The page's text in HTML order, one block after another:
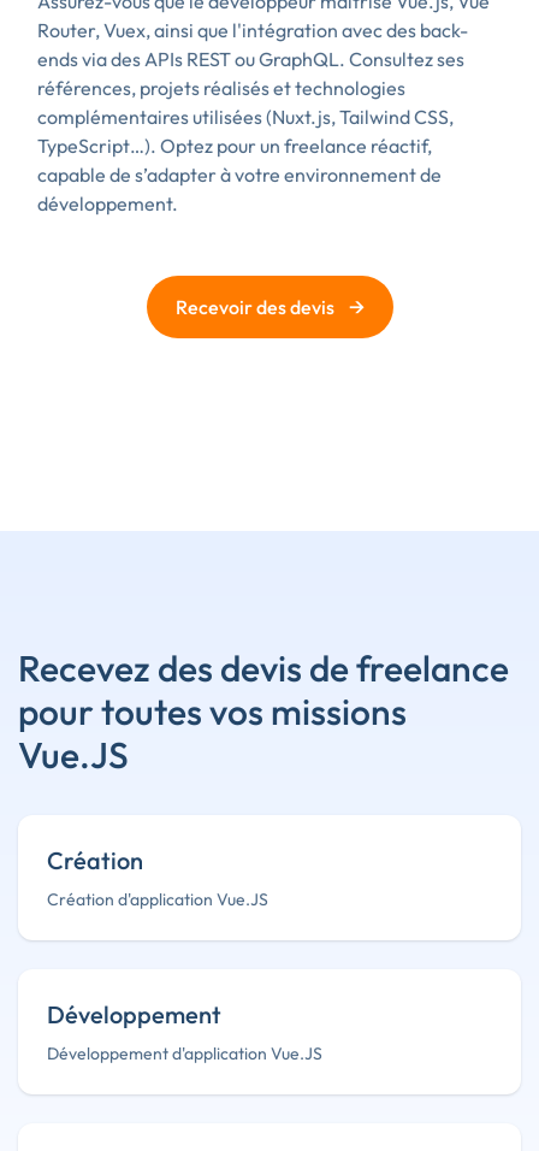
Router, Vuex, ainsi que l'intégration avec des back-
ends via des APIs REST ou GraphQL. Consultez ses
références, projets réalisés et technologies
complémentaires utilisées (Nuxt.js, Tailwind CSS,
TypeScript…). Optez pour un freelance réactif,
capable de s’adapter à votre environnement de
développement.
Recevoir des devis →
Recevez des devis de freelance
pour toutes vos missions
Vue.JS
Création
Création d'application Vue.JS
Développement
Développement d'application Vue.JS